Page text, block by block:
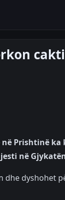
Prishtinë
në
dyshohet